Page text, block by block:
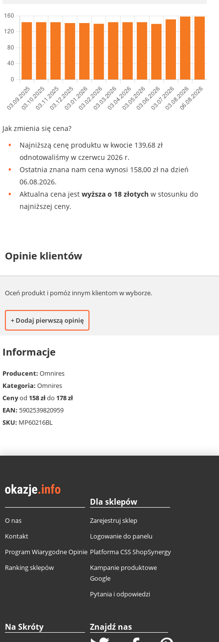
Jak zmienia się cena?
Najniższą cenę produktu w kwocie 139,68 zł
odnotowaliśmy w czerwcu 2026 r.
Ostatnia znana nam cena wynosi 158,00 zł na dzień
06.08.2026.
Aktualna cena jest wyższa o 18 złotych w stosunku do
najniższej ceny.
Opinie klientów
Oceń produkt i pomóż innym klientom w wyborze.
+ Dodaj pierwszą opinię
Informacje
Producent: Omnires
Kategoria: Omnires
Cenyod 158 złdo 178 zł
EAN: 5902539820959
SKU: MP60216BL
O nas
Kontakt
Program Wiarygodne Opinie
Ranking sklepów
Dla sklepów
Zarejestruj sklep
Logowanie do panelu
Platforma CSS ShopSynergy
Kampanie produktowe
Google
Pytania i odpowiedzi
Na Skróty Znajdź nas